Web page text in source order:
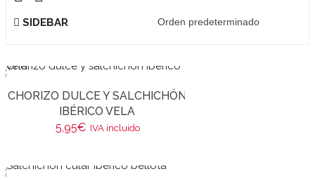
SIDEBAR
CHORIZO DULCE Y SALCHICHÓN
IBÉRICO VELA
5,95€ IVA incluido